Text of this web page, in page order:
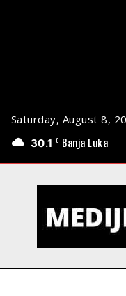
Saturday, August 8,
30.1 C Banja Luka